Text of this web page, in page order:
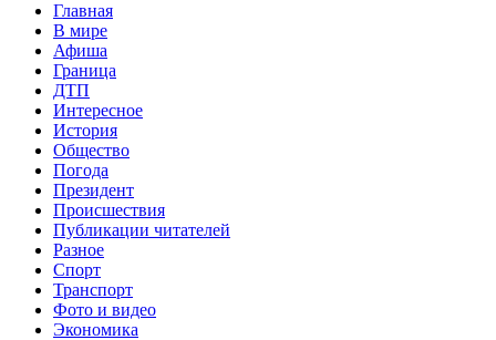
Главная
В мире
Афиша
Граница
ДТП
Интересное
История
Общество
Погода
Президент
Происшествия
Публикации читателей
Разное
Спорт
Транспорт
Фото и видео
Экономика